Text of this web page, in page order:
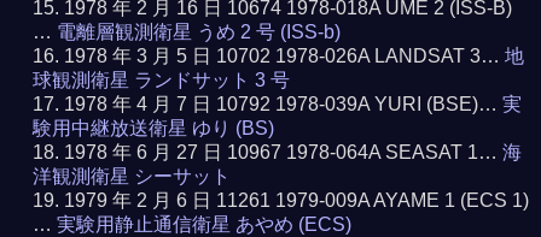
1978 年 2 月 16 日 10674 1978-018A UME 2 (ISS-B)
… 電離層観測衛星 うめ 2 号 (ISS-b)
1978 年 3 月 5 日 10702 1978-026A LANDSAT 3…地
球観測衛星 ランドサット 3 号
1978 年 4 月 7 日 10792 1978-039A YURI (BSE)…実
験用中継放送衛星 ゆり (BS)
1978 年 6 月 27 日 10967 1978-064A SEASAT 1…海
洋観測衛星 シーサット
1979 年 2 月 6 日 11261 1979-009A AYAME 1 (ECS 1)
…実験用静止通信衛星 あやめ (ECS)